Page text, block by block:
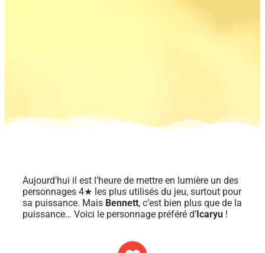
Aujourd’hui il est l’heure de mettre en lumière un des
personnages 4★ les plus utilisés du jeu, surtout pour
sa puissance. Mais Bennett, c’est bien plus que de la
puissance… Voici le personnage préféré d’ Icaryu !